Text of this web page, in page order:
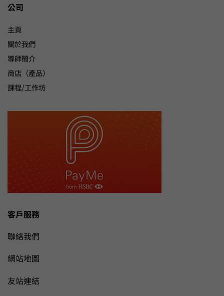
公司
主頁
關於我們
導師簡介
商店（產品）
課程/工作坊
客戶服務
聯絡我們
網站地圖
友站連結